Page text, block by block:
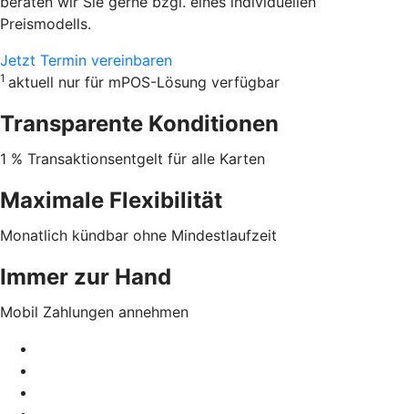
Preismodells.
Jetzt Termin vereinbaren
1 aktuell nur für mPOS-Lösung verfügbar
Transparente Konditionen
1 % Transaktionsentgelt für alle Karten
Maximale Flexibilität
Monatlich kündbar ohne Mindestlaufzeit
Immer zur Hand
Mobil Zahlungen annehmen